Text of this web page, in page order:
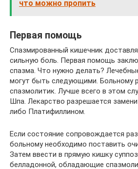
что можно пропить
Первая помощь
Спазмированный кишечник
сильную боль. Первая помощь
спазма. Что нужно делать?
могут быть следующими. Больному
спазмолитик. Лучше всего в этом
Шпа. Лекарство разрешается
либо Платифиллином.
Если состояние сопровождается
больному необходимо поставить
Затем ввести в прямую кишку
белладонной, обладающие